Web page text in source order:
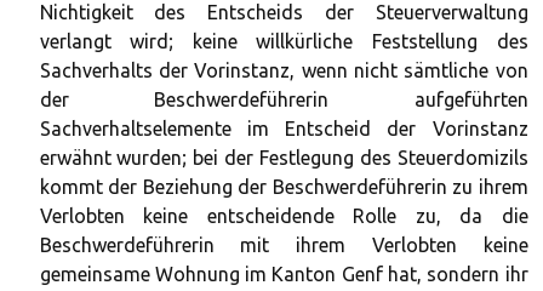
Nichtigkeit des Entscheids der Steuerverwaltung
verlangt wird; keine willkürliche Feststellung des
Sachverhalts der Vorinstanz, wenn nicht sämtliche von
der Beschwerdeführerin aufgeführten
Sachverhaltselemente im Entscheid der Vorinstanz
erwähnt wurden; bei der Festlegung des Steuerdomizils
kommt der Beziehung der Beschwerdeführerin zu ihrem
Verlobten keine entscheidende Rolle zu, da die
Beschwerdeführerin mit ihrem Verlobten keine
gemeinsame Wohnung im Kanton Genf hat, sondern ihr